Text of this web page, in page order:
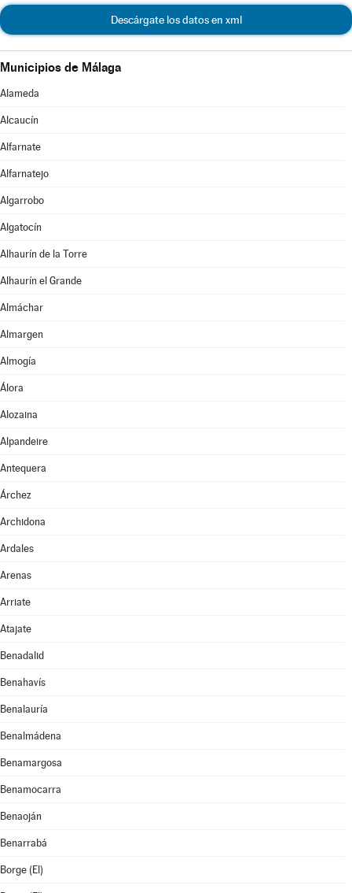
Descárgate los datos en xml
Municipios de Málaga
Alameda
Alcaucín
Alfarnate
Alfarnatejo
Algarrobo
Algatocín
Alhaurín de la Torre
Alhaurín el Grande
Almáchar
Almargen
Almogía
Álora
Alozaina
Alpandeire
Antequera
Árchez
Archidona
Ardales
Arenas
Arriate
Atajate
Benadalid
Benahavís
Benalauría
Benalmádena
Benamargosa
Benamocarra
Benaoján
Benarrabá
Borge (El)